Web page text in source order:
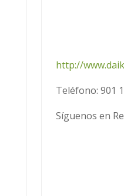
http://
Teléfono: 901
Síguenos en